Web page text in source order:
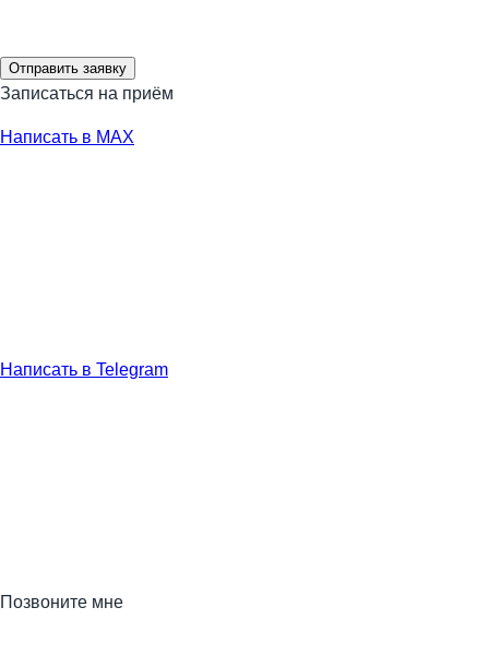
Отправить заявку
Записаться на приём
Написать в MAX
Написать в Telegram
Позвоните мне